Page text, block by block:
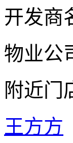
开发商
物业公
附近门
王方方